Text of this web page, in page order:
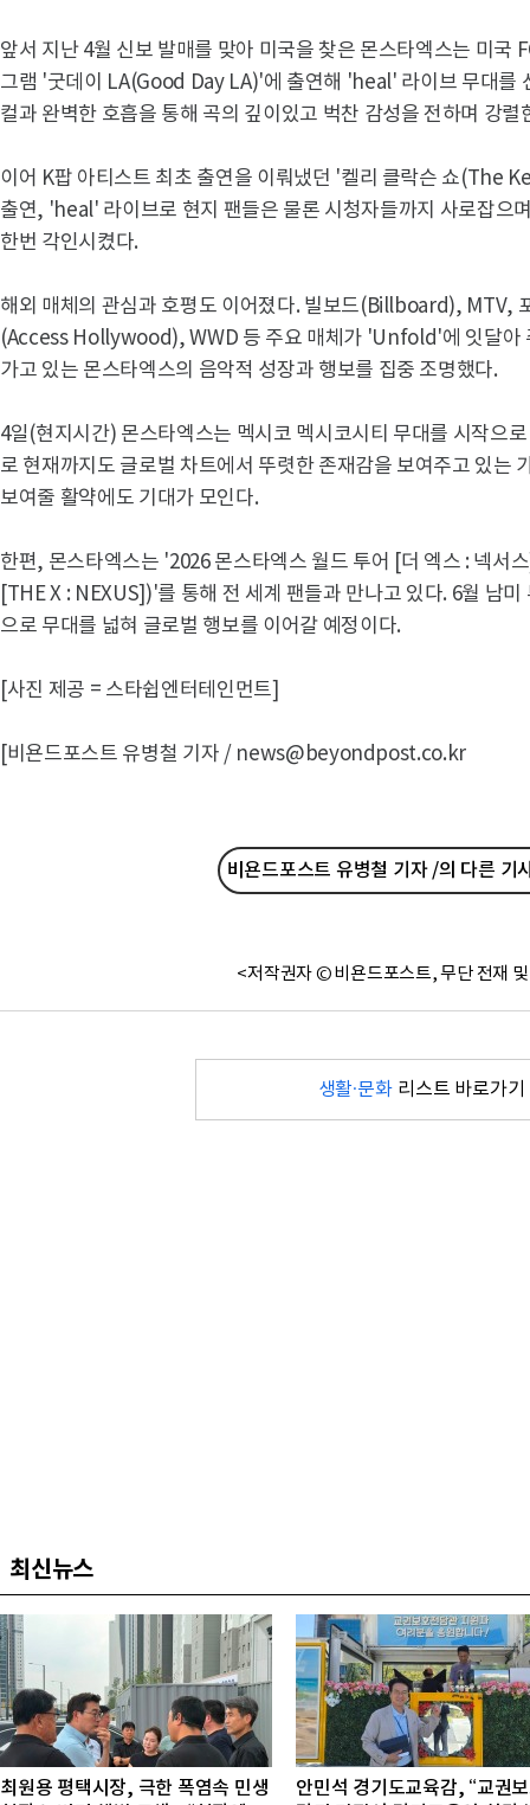
앞서 지난 4월 신보 발매를 맞아 미국을 찾은 몬스타엑스는 미국
그램 '굿데이 LA(Good Day LA)'에 출연해 'heal' 라이브 무대를
컬과 완벽한 호흡을 통해 곡의 깊이있고 벅찬 감성을 전하며 강렬
이어 K팝 아티스트 최초 출연을 이뤄냈던 '켈리 클락슨 쇼(The
출연, 'heal' 라이브로 현지 팬들은 물론 시청자들까지 사로잡으
한번 각인시켰다.
해외 매체의 관심과 호평도 이어졌다. 빌보드(Billboard), MTV,
(Access Hollywood), WWD 등 주요 매체가 'Unfold'에 잇달아
가고 있는 몬스타엑스의 음악적 성장과 행보를 집중 조명했다.
4일(현지시간) 몬스타엑스는 멕시코 멕시코시티 무대를 시작으
로 현재까지도 글로벌 차트에서 뚜렷한 존재감을 보여주고 있는
보여줄 활약에도 기대가 모인다.
한편, 몬스타엑스는 '2026 몬스타엑스 월드 투어 [더 엑스 : 넥서
[THE X : NEXUS])'를 통해 전 세계 팬들과 만나고 있다. 6월 남
으로 무대를 넓혀 글로벌 행보를 이어갈 예정이다.
[사진 제공 = 스타쉽엔터테인먼트]
[비욘드포스트 유병철 기자 / news@beyondpost.co.kr
비욘드포스트 유병철 기자 /의 다른 기
<저작권자 © 비욘드포스트, 무단 전재
생활·문화 리스트 바로가기
최신뉴스
최원용 평택시장, 극한 폭염속 민생
안민석 경기도교육감, “교권